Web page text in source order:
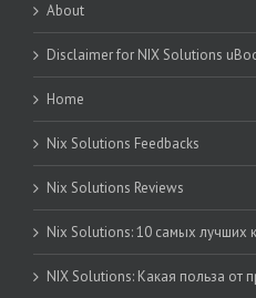
About
Disclaimer for NIX Solutions
Home
Nix Solutions Feedbacks
Nix Solutions Reviews
Nix Solutions: 10 самых лучших
NIX Solutions: Какая польза от